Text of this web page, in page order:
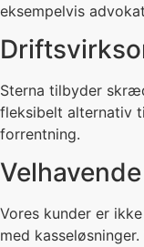
eksempelvis
Sterna tilbyder
fleksibelt alternativ
forrentning.
Vores kunder er
med